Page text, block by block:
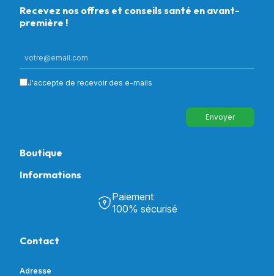
Recevez nos offres et conseils santé en avant-
première !
J'accepte de recevoir des e-mails
Envoyer
Boutique
Puériculture
Incontinence
Informations
Découvrir Univers Santé
Notre catalogue
Mon compte
Paiement
100% sécurisé
Contact
Adresse